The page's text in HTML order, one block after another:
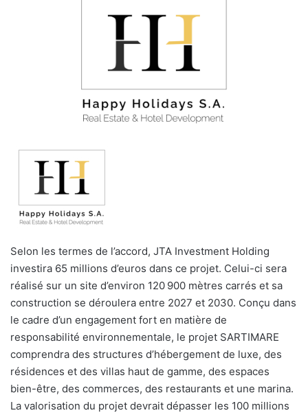
Selon les termes de l’accord, JTA Investment Holding
investira 65 millions d’euros dans ce projet. Celui-ci sera
réalisé sur un site d’environ 120 900 mètres carrés et sa
construction se déroulera entre 2027 et 2030. Conçu dans
le cadre d’un engagement fort en matière de
responsabilité environnementale, le projet SARTIMARE
comprendra des structures d’hébergement de luxe, des
résidences et des villas haut de gamme, des espaces
bien-être, des commerces, des restaurants et une marina.
La valorisation du projet devrait dépasser les 100 millions